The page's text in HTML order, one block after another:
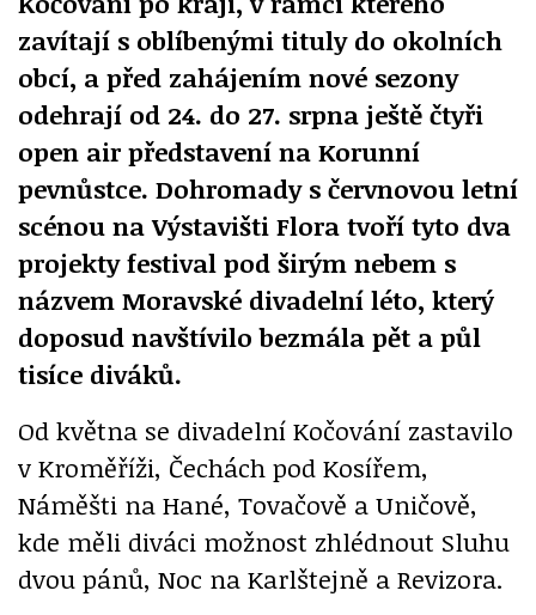
zavítají s oblíbenými tituly do okolních
obcí, a před zahájením nové sezony
odehrají od 24. do 27. srpna ještě čtyři
open air představení na Korunní
pevnůstce. Dohromady s červnovou letní
scénou na Výstavišti Flora tvoří tyto dva
projekty festival pod širým nebem s
názvem Moravské divadelní léto, který
doposud navštívilo bezmála pět a půl
tisíce diváků.
Od května se divadelní Kočování zastavilo
v Kroměříži, Čechách pod Kosířem,
Náměšti na Hané, Tovačově a Uničově,
kde měli diváci možnost zhlédnout Sluhu
dvou pánů, Noc na Karlštejně a Revizora.